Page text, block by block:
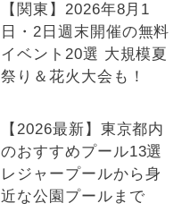
【関東】2026年8月1
日・2日週末開催の無料
イベント20選 大規模夏
祭り＆花火大会も！
【2026最新】東京都内
のおすすめプール13選
レジャープールから身
近な公園プールまで